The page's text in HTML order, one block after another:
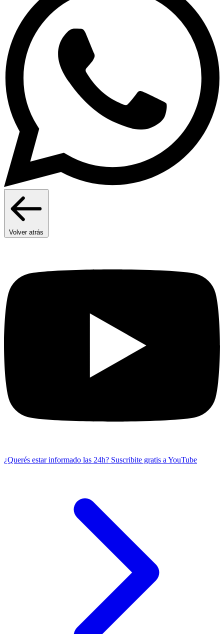
Volver atrás
¿Querés estar informado las 24h? Suscribite gratis a YouTube